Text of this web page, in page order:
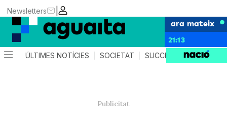
|
Newsletters
ara mateix
21:13
ÚLTIMES NOTÍCIES SOCIETAT SUCCESSOS AGENDA